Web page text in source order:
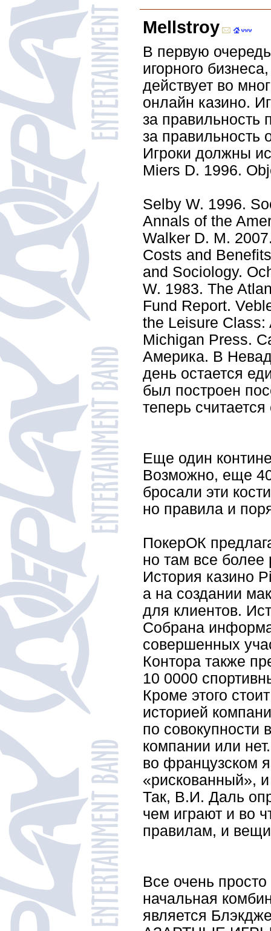
Mellstroy
В первую
игорного
действует во
онлайн казино.
за правильность
за правильность
Игроки должны
Miers D. 1996.
Selby W. 1996.
Annals of the
Walker D. M.
Costs and
and Sociology.
W. 1983. The
Fund Report.
the Leisure Class:
Michigan Press.
Америка. В
день остается
был построен
теперь
Еще один
Возможно, еще
бросали эти
но правила и
ПокерОК
но там все более
История казино
а на создании
для клиентов.
Собрана
совершенных
Контора также
10 0000
Кроме этого
историей
по совокупности
компании или
во французском
«рискованный»,
Так, В.И. Даль
чем играют и во
правилам, и
Все очень
начальная
является